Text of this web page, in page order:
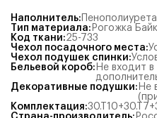
Наполнитель:
Тип материала: Рогожка
Код ткани:25-733
Чехол посадочного места:
Чехол подушек спинки:
Бельевой короб: Не входит
Декоративные подушки: Не
Комплектация: